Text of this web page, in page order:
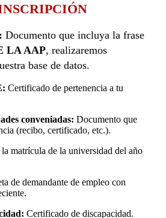
Documento que incluya la frase
LA AAP, realizaremos
base de datos.
Certificado de pertenencia a tu
conveniadas: Documento que
(recibo, certificado, etc.).
matrícula de la universidad del año
de demandante de empleo con
Certificado de discapacidad.